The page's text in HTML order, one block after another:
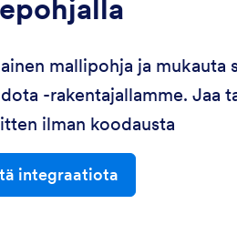
mallipohja ja mukauta
-rakentajallamme. Jaa
ilman koodausta
integraatiota